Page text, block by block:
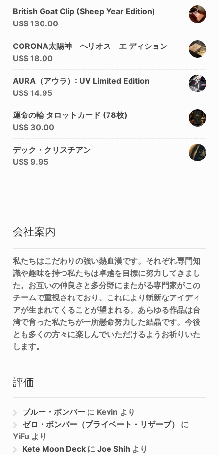
British Goat Clip (Sheep Year Edition)
US$130.00
CORONA太陽神 ヘリオス エ ディション
US$18.00
AURA（アウラ）: UV Limited Edition
US$14.95
運命の輪 タロットカード (78枚)
US$30.00
デック・クリスチアン
US$9.95
会社案内
私たちはこだわりの強い熱血漢です。それぞれ専門知
識や趣味を持つ私たちは卓越を目標に努力してきまし
た。お互いの仲良さと多分野にまたがる専門家がこの
チームで重視されており、これにより斬新なアイディ
アが生まれてくることが望まれる。あらゆる作品は台
湾で育った私たちが一所懸命努力した結晶です。今後
とも多くの方々に楽しんでいただけるようお祈りいた
します。
評価
ブルー・ボンバー に Kevin より
ゼロ・ボンバー（プライベート・リザーブ）
に
YiFu より
Kete Moon Deck にJoe Shih より